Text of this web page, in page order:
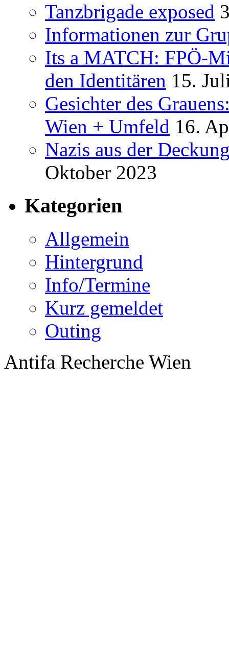
Tanzbrigade exposed
Informationen zur
Its a MATCH: FPÖ-
den Identitären 15.
Gesichter des
Wien + Umfeld 16.
Nazis aus der
Oktober 2023
Kategorien
Allgemein
Hintergrund
Info/Termine
Kurz gemeldet
Outing
Antifa Recherche Wien